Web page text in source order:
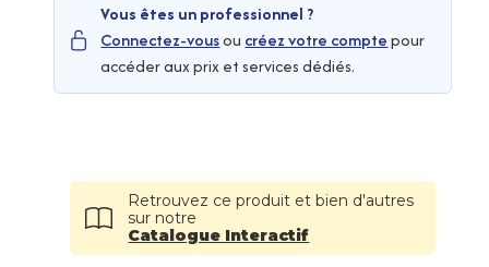
Vous êtes un professionnel ?
Connectez-vousou créez votre comptepour
accéder aux prix et services dédiés.
Retrouvez ce produit et bien d'autres
sur notre
Catalogue Interactif